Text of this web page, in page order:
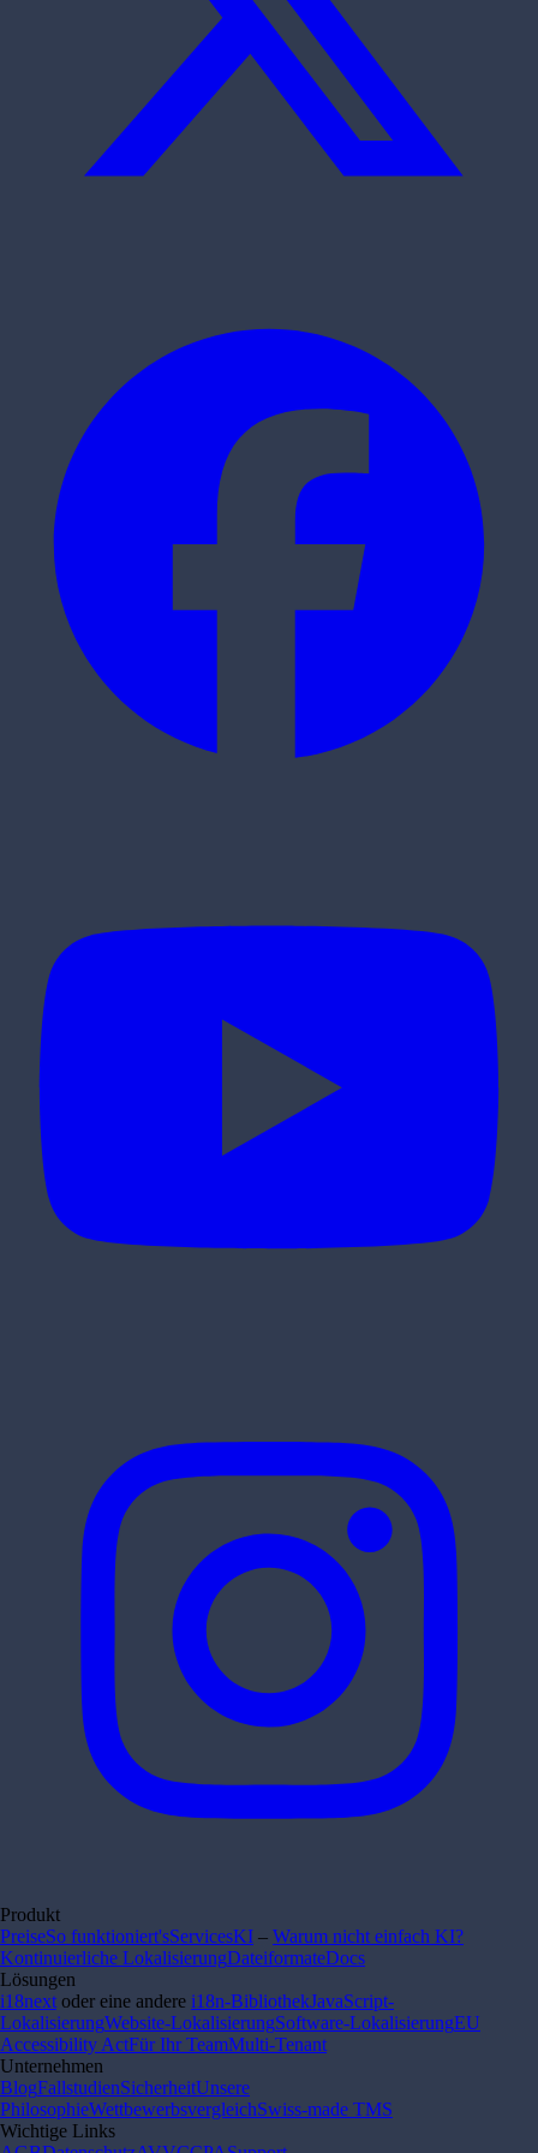
Produkt
PreiseSo funktioniert'sServicesKI – Warum nicht einfach KI?
Kontinuierliche LokalisierungDateiformateDocs
Lösungen
i18next oder eine andere i18n-BibliothekJavaScript-
LokalisierungWebsite-LokalisierungSoftware-LokalisierungEU
Accessibility ActFür Ihr TeamMulti-Tenant
Unternehmen
BlogFallstudienSicherheitUnsere
PhilosophieWettbewerbsvergleichSwiss-made TMS
Wichtige Links